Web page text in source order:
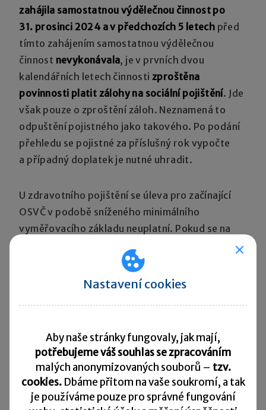
zahájila samostatnou výdělečnou činnost po
31. prosinci 2024 a v předchozích 5 letech před
tímto zahájením samostatnou výdělečnou
činnost nevykonávala, je v prvních dvou
kalendářních letech činnostizproštěna
povinnosti platit zálohy na sociální pojištění. Jde
však pouze o zproštění záloh. Neznamená to
odpuštění pojistného jako takového. Po podání
přehledu se pojistné za příslušný rok vypočte
a případný doplatek je nutné uhradit.
U zdravotního pojištění se úleva pro začínající
OSVČ v podobě sníženého minimálního
vyměřovacího základu neuplatní. Pokud se na
platí i při zahájení činnosti minimální zálohu
3 306 Kč měsíčně. Pokud se na ni minimální
Nastavení cookies
Aby naše stránky fungovaly, jak mají,
potřebujeme váš souhlas se zpracováním
malých anonymizovaných souborů – tzv.
cookies. Dbáme přitom na vaše soukromí, a tak
je používáme pouze pro správné fungování